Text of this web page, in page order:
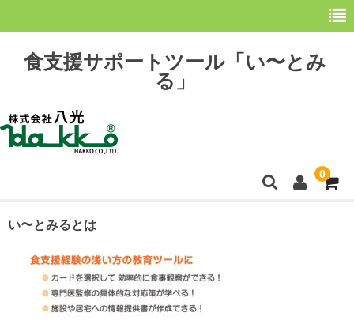
食支援サポートツール「い〜とみ
る」
0
ホーム
最新情報
購 入
い〜とみるとは